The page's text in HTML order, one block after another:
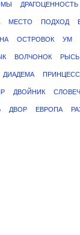
ДРАГОЦЕННОСТЬ
МЕСТО ПОДХОД
ОСТРОВОК УМ
ВОЛЧОНОК РЫСЬ
ДИАДЕМА
ДВОЙНИК
ДВОР ЕВРОПА